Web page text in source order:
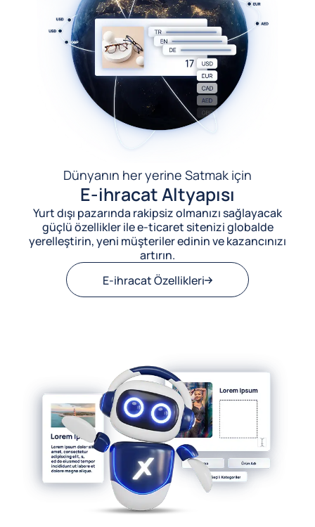
Dünyanın her yerine Satmak için
E-ihracat Altyapısı
Yurt dışı pazarında rakipsiz olmanızı sağlayacak
güçlü özellikler ile e-ticaret sitenizi globalde
yerelleştirin, yeni müşteriler edinin ve kazancınızı
artırın.
E-ihracat Özellikleri